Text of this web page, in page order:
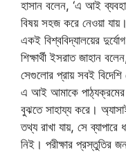
হাসান বলেন, ‘এ আই
বিষয় সহজ করে নেওয়া
একই বিশ্ববিদ্যালয়ের
শিক্ষার্থী ইসরাত জাহান
সেগুলোর প্রায় সবই
এ আই আমাকে পাঠ্যক্রমের
বুঝতে সাহায্য করে।
তথ্য রাখা যায়, সে
নিই। পরীক্ষার প্রস্তুতির